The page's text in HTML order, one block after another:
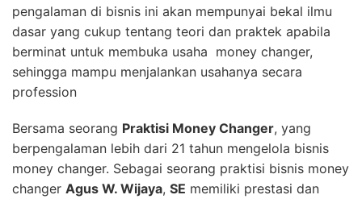
pengalaman di bisnis ini akan mempunyai bekal ilmu
dasar yang cukup tentang teori dan praktek apabila
berminat untuk membuka usaha money changer,
sehingga mampu menjalankan usahanya secara
profession
Bersama seorang Praktisi Money Changer, yang
berpengalaman lebih dari 21 tahun mengelola bisnis
money changer. Sebagai seorang praktisi bisnis money
changer Agus W. Wijaya, SE memiliki prestasi dan